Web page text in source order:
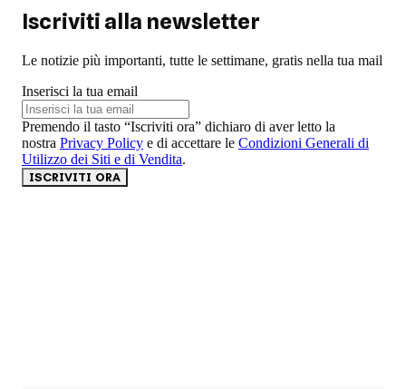
Iscriviti alla newsletter
Le notizie più importanti, tutte le settimane, gratis nella tua mail
Inserisci la tua email
Premendo il tasto “Iscriviti ora” dichiaro di aver letto la
nostra Privacy Policy e di accettare le Condizioni Generali di
Utilizzo dei Siti e di Vendita.
ISCRIVITI ORA